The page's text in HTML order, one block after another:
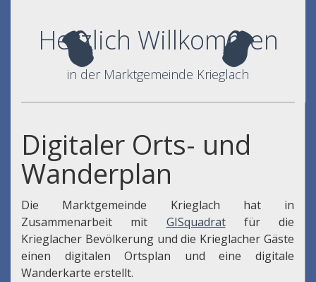
Herzlich Willkommen
in der Marktgemeinde Krieglach
Digitaler Orts- und
Wanderplan
Die Marktgemeinde Krieglach hat in
Zusammenarbeit mit GISquadrat
für die
Krieglacher Bevölkerung und die Krieglacher Gäste
einen digitalen Ortsplan und eine digitale
Wanderkarte erstellt.